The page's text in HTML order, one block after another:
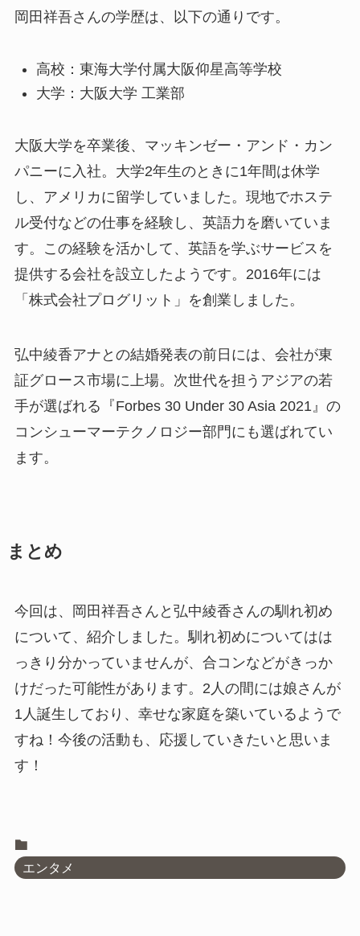
岡田祥吾さんの学歴は、以下の通りです。
高校：東海大学付属大阪仰星高等学校
大学：大阪大学 工業部
大阪大学を卒業後、マッキンゼー・アンド・カン
パニーに入社。大学2年生のときに1年間は休学
し、アメリカに留学していました。現地でホステ
ル受付などの仕事を経験し、英語力を磨いていま
す。この経験を活かして、英語を学ぶサービスを
提供する会社を設立したようです。2016年には
「株式会社プログリット」を創業しました。
弘中綾香アナとの結婚発表の前日には、会社が東
証グロース市場に上場。次世代を担うアジアの若
手が選ばれる『Forbes 30 Under 30 Asia 2021』の
コンシューマーテクノロジー部門にも選ばれてい
ます。
まとめ
今回は、岡田祥吾さんと弘中綾香さんの馴れ初め
について、紹介しました。馴れ初めについてはは
っきり分かっていませんが、合コンなどがきっか
けだった可能性があります。2人の間には娘さんが
1人誕生しており、幸せな家庭を築いているようで
すね！今後の活動も、応援していきたいと思いま
す！
エンタメ